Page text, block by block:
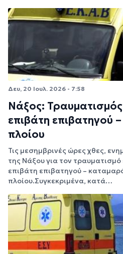
Δευ, 20 Ιουλ. 2026 - 7:58
Νάξος:
επιβάτη επιβατηγού
πλοίου
Τις μεσημβρινές ώρες χθες,
της Νάξου για τον
επιβάτη επιβατηγού –
πλοίου.Συγκεκριμένα, κατά…